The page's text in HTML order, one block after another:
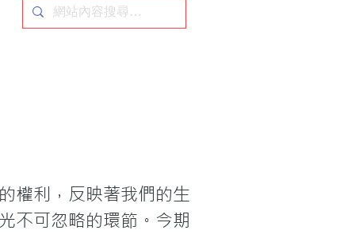
權利，反映著我們的生
不可忽略的環節。今期